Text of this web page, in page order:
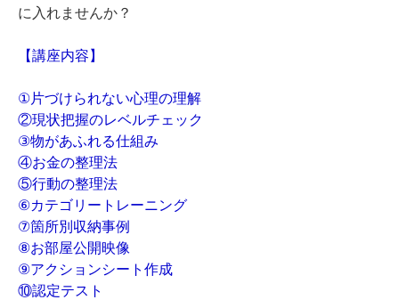
に入れませんか？
【講座内容】
①片づけられない心理の理解
②現状把握のレベルチェック
③物があふれる仕組み
④お金の整理法
⑤行動の整理法
⑥カテゴリートレーニング
⑦箇所別収納事例
⑧お部屋公開映像
⑨アクションシート作成
⑩認定テスト